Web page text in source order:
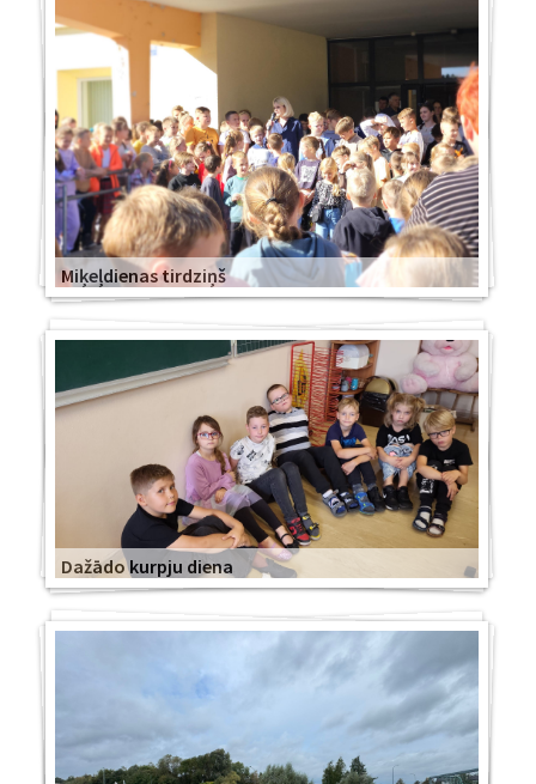
Miķeļdienas tirdziņš
Dažādo kurpju diena